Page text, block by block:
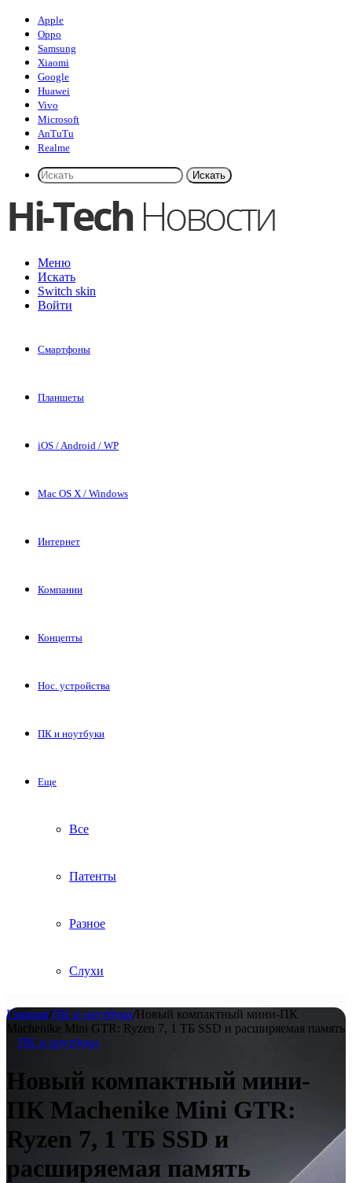
Apple
Oppo
Samsung
Xiaomi
Google
Huawei
Vivo
Microsoft
AnTuTu
Realme
Искать
Меню
Искать
Switch skin
Войти
Смартфоны
Планшеты
iOS / Android / WP
Mac OS X / Windows
Интернет
Компании
Концепты
Нос. устройства
ПК и ноутбуки
Еще
Все
Патенты
Разное
Слухи
Главная/ПК и ноутбуки/Новый компактный мини-ПК
Machenike Mini GTR: Ryzen 7, 1 ТБ SSD и расширяемая память
ПК и ноутбуки
Новый компактный мини-
ПК Machenike Mini GTR:
Ryzen 7, 1 ТБ SSD и
расширяемая память